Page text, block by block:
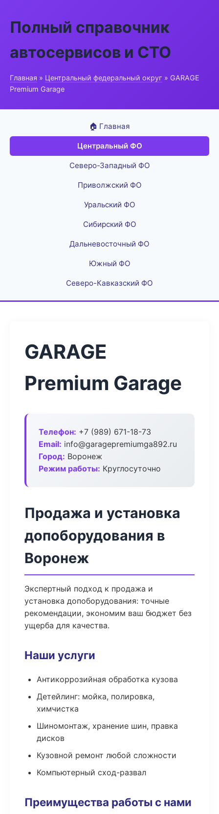
Полный справочник
автосервисов и СТО
Главная » Центральный федеральный округ » GARAGE
Premium Garage
🏠 Главная
Центральный ФО
Северо-Западный ФО
Приволжский ФО
Уральский ФО
Сибирский ФО
Дальневосточный ФО
Южный ФО
Северо-Кавказский ФО
GARAGE
Premium Garage
Телефон: +7 (989) 671-18-73
Email: info@garagepremiumga892.ru
Город: Воронеж
Режим работы: Круглосуточно
Продажа и установка
допоборудования в
Воронеж
Экспертный подход к продажа и
установка допоборудования: точные
рекомендации, экономим ваш бюджет без
ущерба для качества.
Наши услуги
Антикоррозийная обработка кузова
Детейлинг: мойка, полировка,
химчистка
Шиномонтаж, хранение шин, правка
дисков
Кузовной ремонт любой сложности
Компьютерный сход-развал
Преимущества работы с нами